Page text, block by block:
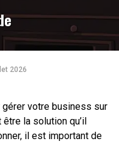
2026
votre business sur
la solution qu’il
il est important de